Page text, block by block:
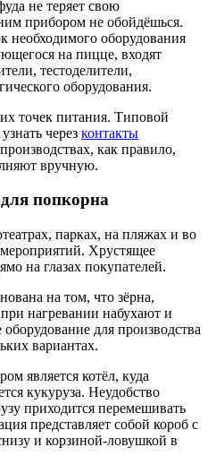
не теряет свою
прибором не обойдёшься.
оборудования
на пицце, входят
тестоделители,
оборудования.
точек питания. Типовой
через контакты
как правило,
вручную.
попкорна
парках, на пляжах и во
Хрустящее
на глазах покупателей.
на том, что зёрна,
нагревании набухают и
для производства
вариантах.
является котёл, куда
кукуруза. Неудобство
приходится перемешивать
представляет собой короб с
и корзиной-ловушкой в